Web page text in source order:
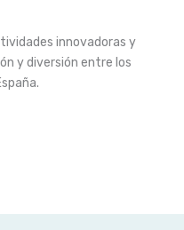
innovadoras y
y diversión entre los